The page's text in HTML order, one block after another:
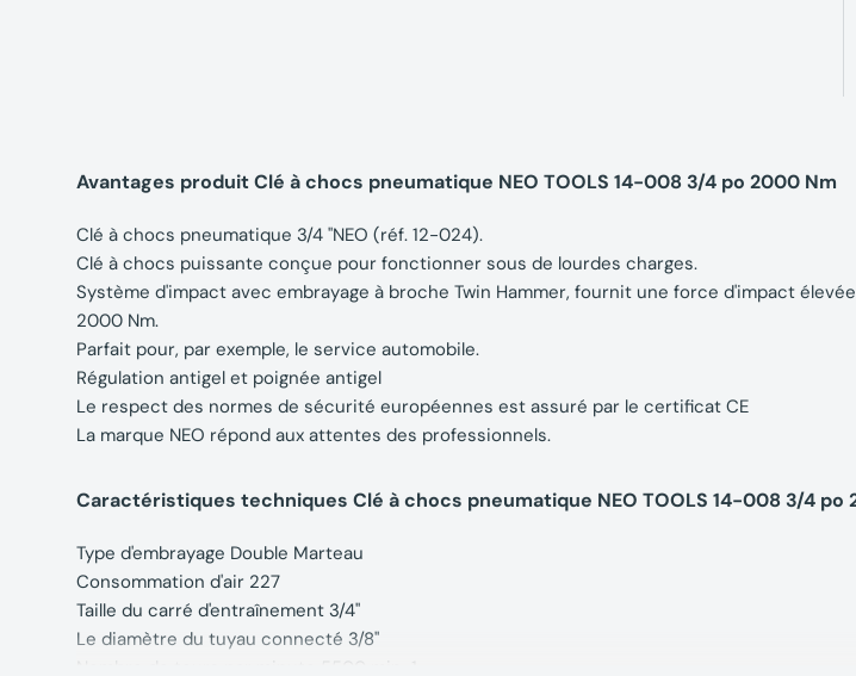
Avantages produit Clé à chocs pneumatique NEO TOOLS 14-008 3/4 po 2000 Nm
Clé à chocs pneumatique 3/4 "NEO (réf. 12-024).
Clé à chocs puissante conçue pour fonctionner sous de lourdes charges.
Système d'impact avec embrayage à broche Twin Hammer, fournit une force d'impact
2000 Nm.
Parfait pour, par exemple, le service automobile.
Régulation antigel et poignée antigel
Le respect des normes de sécurité européennes est assuré par le certificat CE
La marque NEO répond aux attentes des professionnels.
Caractéristiques techniques Clé à chocs pneumatique NEO TOOLS 14-008 3/4 po
Type d'embrayage Double Marteau
Consommation d'air 227
Taille du carré d'entraînement 3/4"
Le diamètre du tuyau connecté 3/8"